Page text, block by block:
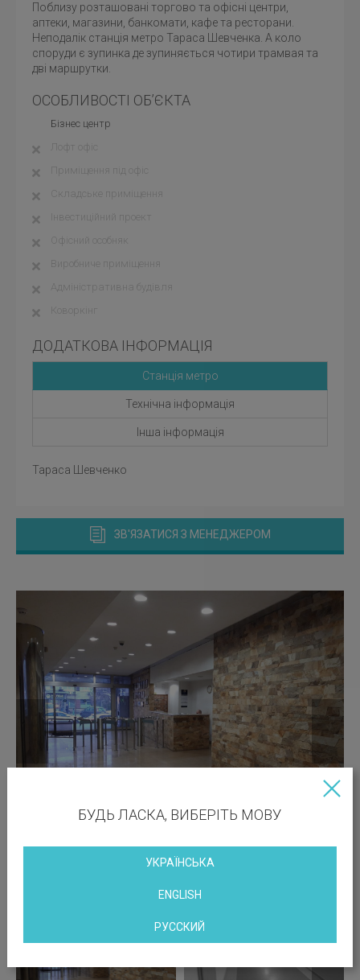
Поблизу розташовані торгово та офісні центри,
аптеки, магазини, банкомати, кафе та ресторани.
Неподалік станція метро Тараса Шевченка. А коло
споруди є зупинка де зупиняється чотири трамвая та
дві маршрутки.
ОСОБЛИВОСТІ ОБ’ЄКТА
Бізнес центр
Лофт офіс
Приміщення під офіс
Складське приміщення
Інвестиційний проект
Офісний особняк
Виробниче приміщення
Адміністративна будівля
Коворкінг
ДОДАТКОВА ІНФОРМАЦІЯ
Станція метро
Технічна інформація
Інша інформація
Тараса Шевченко
ЗВ'ЯЗАТИСЯ З МЕНЕДЖЕРОМ
БУДЬ ЛАСКА, ВИБЕРІТЬ МОВУ
УКРАЇНСЬКА
ENGLISH
РУССКИЙ